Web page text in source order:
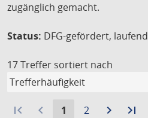
zugänglich gemacht.
Status: DFG-gefördert, laufend
17 Treffer sortiert nach
first_page navigate_before
Aktuelle
1
Gehe
2 navigate_next
Zurlast_page